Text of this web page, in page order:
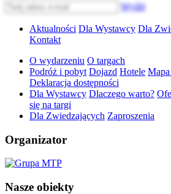
Wyślij
Aktualności Dla Wystawcy Dla
Kontakt
O wydarzeniu O targach
Podróż i pobyt Dojazd Hotele
Deklaracja dostępności
Dla Wystawcy Dlaczego warto?
się na targi
Dla Zwiedzających Zaproszenia
Organizator
Nasze obiekty